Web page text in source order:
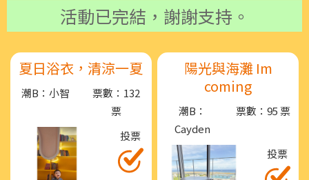
活動已完結，謝謝支持。
夏日浴衣，清涼一夏
潮B：小智
票數：132
票
投票
陽光與海灘 Im
coming
潮B：
Cayden
票數：95 票
投票